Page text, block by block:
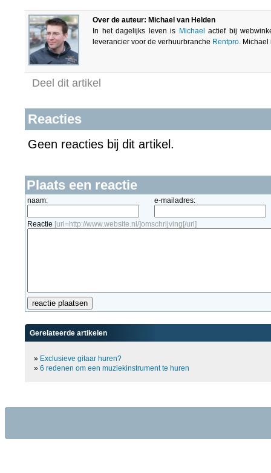
Over de auteur: Michael van Helden
In het dagelijks leven is Michael
actief bij
leverancier voor de verhuurbranche Rentpro.
Deel dit artikel
Reacties
Geen reacties bij dit artikel.
Plaats een reactie
naam: e-mailadres:
Reactie [url=http://www.website.nl/]omschrijving[/url]
Gerelateerde artikelen
» Exclusieve gitaar huren?
» 6 redenen om een muziekinstrument te huren